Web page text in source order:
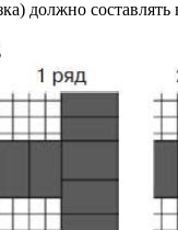
должно